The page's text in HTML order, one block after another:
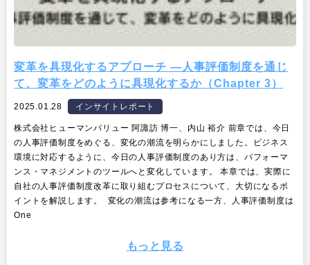
変革を具現化するアプローチ ―人事評価制度を通じ
て、変革をどのように具現化するか（Chapter 3）
2025.01.28 インサイトレポート
株式会社ヒューマンバリュー 阿諏訪 博一、内山 裕介 前章では、今日
の人事評価制度をめぐる、変化の潮流を明らかにしました。ビジネス
環境に対応するように、今日の人事評価制度のあり方は、パフォーマ
ンス・マネジメントのツールへと変化しています。 本章では、実際に
自社の人事評価制度改革に取り組むプロセスについて、大切になるポ
イントを解説します。 変化の潮流は参考になる一方、人事評価制度は
One
もっと見る